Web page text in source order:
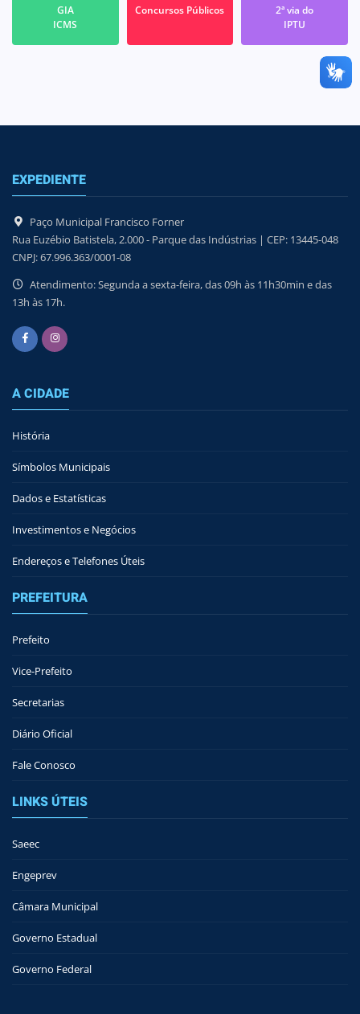
GIA
ICMS
Concursos Públicos
2ª via do
IPTU
EXPEDIENTE
Paço Municipal Francisco Forner
Rua Euzébio Batistela, 2.000 - Parque das Indústrias | CEP: 13445-048
CNPJ: 67.996.363/0001-08
Atendimento: Segunda a sexta-feira, das 09h às 11h30min e das
13h às 17h.
A CIDADE
História
Símbolos Municipais
Dados e Estatísticas
Investimentos e Negócios
Endereços e Telefones Úteis
PREFEITURA
Prefeito
Vice-Prefeito
Secretarias
Diário Oficial
Fale Conosco
LINKS ÚTEIS
Saeec
Engeprev
Câmara Municipal
Governo Estadual
Governo Federal